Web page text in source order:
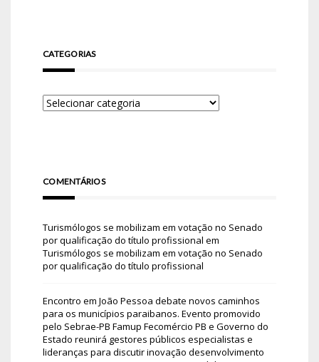
CATEGORIAS
COMENTÁRIOS
Turismólogos se mobilizam em votação no Senado
por qualificação do título profissional em
Turismólogos se mobilizam em votação no Senado
por qualificação do título profissional
Encontro em João Pessoa debate novos caminhos
para os municípios paraibanos. Evento promovido
pelo Sebrae-PB Famup Fecomércio PB e Governo do
Estado reunirá gestores públicos especialistas e
lideranças para discutir inovação desenvolvimento